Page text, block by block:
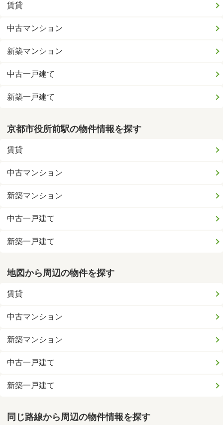
賃貸
中古マンション
新築マンション
中古一戸建て
新築一戸建て
京都市役所前駅の物件情報を探す
賃貸
中古マンション
新築マンション
中古一戸建て
新築一戸建て
地図から周辺の物件を探す
賃貸
中古マンション
新築マンション
中古一戸建て
新築一戸建て
同じ路線から周辺の物件情報を探す